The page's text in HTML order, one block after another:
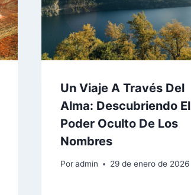
Un Viaje A Través Del
Alma: Descubriendo El
Poder Oculto De Los
Nombres
Por admin 29 de enero de 2026